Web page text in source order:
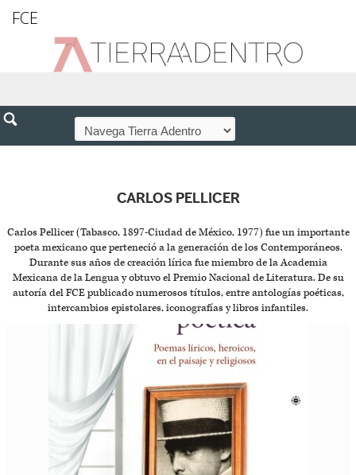
FCE
CARLOS PELLICER
Carlos Pellicer (Tabasco, 1897-Ciudad de México, 1977) fue un importante
poeta mexicano que perteneció a la generación de los Contemporáneos.
Durante sus años de creación lírica fue miembro de la Academia
Mexicana de la Lengua y obtuvo el Premio Nacional de Literatura. De su
autoría del FCE publicado numerosos títulos, entre antologías poéticas,
intercambios epistolares, iconografías y libros infantiles.